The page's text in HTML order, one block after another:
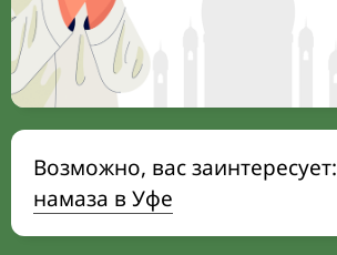
Возможно, вас заинтересует:
намаза в Уфе